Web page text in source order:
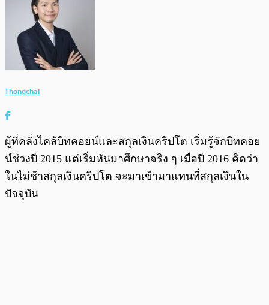
Thongchai
ผู้ที่คลั่งไคล้บิทคอยน์และสกุลเงินคริปโต เริ่มรู้จักบิทคอย
น์ช่วงปี 2015 แต่เริ่มหันมาศึกษาจริง ๆ เมื่อปี 2016 คิดว่า
ในไม่ช้าสกุลเงินคริปโต จะมาเข้ามาแทนที่สกุลเงินใน
ปัจจุบัน